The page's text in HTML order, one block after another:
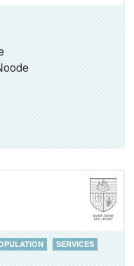
SERVICES